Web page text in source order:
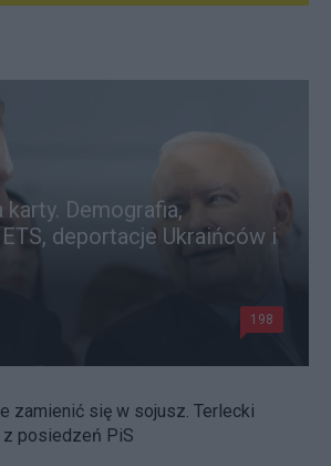
karty. Demografia,
deportacje Ukraińców i
198
zamienić się w sojusz. Terlecki
z posiedzeń PiS